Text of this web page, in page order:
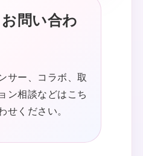
問い合わ
サー、コラボ、取
ン相談などはこち
せください。